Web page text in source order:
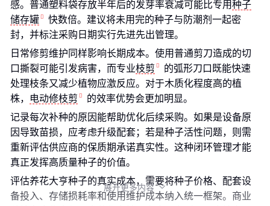
感。普通塑料袋存放半年后的发芽率衰减可能比专用种子
储存罐
快数倍。建议将未用完的种子与防潮剂一起密
封，并标注采购日期实行先进先出管理。
日常修剪维护同样影响长期成本。使用普通剪刀造成的切
口撕裂可能引发病害，而专业枝剪
的弧形刀口既能快速
处理枝条又减少植物应激反应。对于木质化程度高的植
株，
电动修枝剪
的效率优势会更加明显。
记录每次补种的原因能帮助优化后续采购。如果是设备原
因导致苗损，应考虑升级配套；若是种子活性问题，则需
重新评估供应商的保质期承诺真实性。这种闭环管理才能
真正发挥高质量种子的价值。
评估养花大亨种子的真实成本，需要将种子价格、配套设
备投入、存储损耗率和使用维护成本纳入统一框架。商业
展开更多内容 